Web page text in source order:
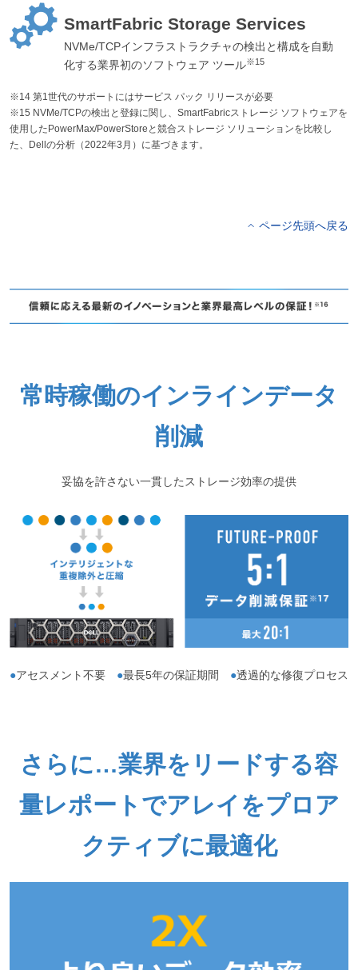
SmartFabric Storage Services
NVMe/TCPインフラストラクチャの検出と構成を自動
化する業界初のソフトウェア ツール※15
※14 第1世代のサポートにはサービス パック リリースが必要
※15 NVMe/TCPの検出と登録に関し、SmartFabricストレージ ソフトウェアを
使用したPowerMax/PowerStoreと競合ストレージ ソリューションを比較し
た、Dellの分析（2022年3月）に基づきます。
ページ先頭へ戻る
常時稼働のインラインデータ
削減
妥協を許さない一貫したストレージ効率の提供
●アセスメント不要 ●最長5年の保証期間 ●透過的な修復プロセス
さらに…業界をリードする容
量レポートでアレイをプロア
クティブに最適化